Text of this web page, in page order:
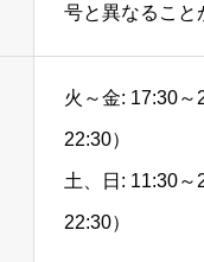
号と異なること
火～金: 17:30～
22:30）
土、日: 11:30～
22:30）